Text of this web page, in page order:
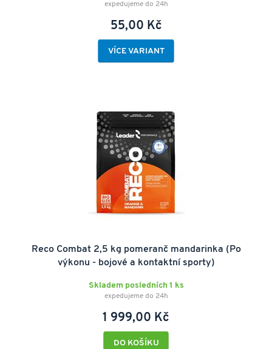
expedujeme do 24h
55,00 Kč
VÍCE VARIANT
Reco Combat 2,5 kg pomeranč mandarinka (Po
výkonu - bojové a kontaktní sporty)
Skladem posledních 1 ks
expedujeme do 24h
1 999,00 Kč
DO KOŠÍKU